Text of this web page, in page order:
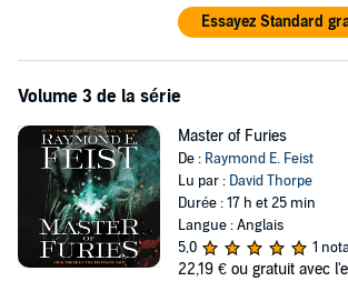
Essayez Standard
Volume 3 de la série
Master of Furies
De : Raymond E. Feist
Lu par : David Thorpe
Durée : 17 h et 25 min
Langue : Anglais
5,0
1
22,19 € ou gratuit avec